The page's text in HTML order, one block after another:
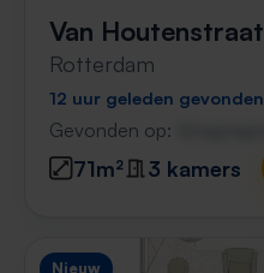
Van Houtenstraat
Rotterdam
12 uur geleden gevonden
Gevonden op:
71m² 3 kamers
Nieuw